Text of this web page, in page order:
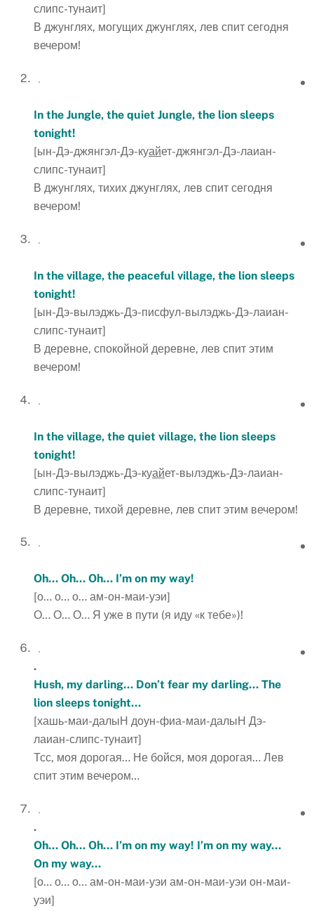
слипс-тунаит]
В джунглях, могущих джунглях, лев спит сегодня
вечером!
In the Jungle, the quiet Jungle, the lion sleeps
tonight!
[ын-Дэ-джянгэл-Дэ-куайет-джянгэл-Дэ-лаиан-
слипс-тунаит]
В джунглях, тихих джунглях, лев спит сегодня
вечером!
In the village, the peaceful village, the lion sleeps
tonight!
[ын-Дэ-вылэджь-Дэ-писфул-вылэджь-Дэ-лаиан-
слипс-тунаит]
В деревне, спокойной деревне, лев спит этим
вечером!
In the village, the quiet village, the lion sleeps
tonight!
[ын-Дэ-вылэджь-Дэ-куайет-вылэджь-Дэ-лаиан-
слипс-тунаит]
В деревне, тихой деревне, лев спит этим вечером!
Oh… Oh… Oh… I’m on my way!
[о… о… о… ам-он-маи-уэи]
О… О… О… Я уже в пути (я иду «к тебе»)!
.
Hush, my darling… Don’t fear my darling… The
lion sleeps tonight…
[хашь-маи-далыН доун-фиа-маи-далыН Дэ-
лаиан-слипс-тунаит]
Тсс, моя дорогая… Не бойся, моя дорогая… Лев
спит этим вечером…
.
Oh… Oh… Oh… I’m on my way! I’m on my way…
On my way…
[о… о… о… ам-он-маи-уэи ам-он-маи-уэи он-маи-
уэи]